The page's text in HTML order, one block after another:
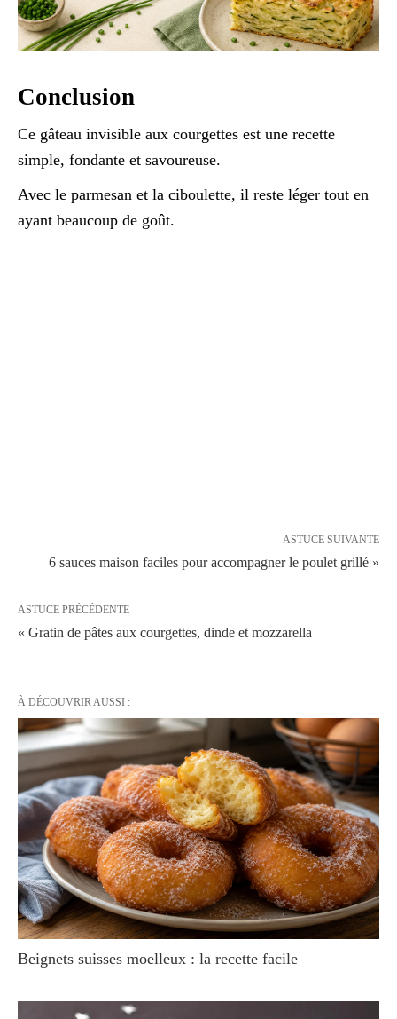
Conclusion
Ce gâteau invisible aux courgettes est une recette
simple, fondante et savoureuse.
Avec le parmesan et la ciboulette, il reste léger tout en
ayant beaucoup de goût.
ASTUCE SUIVANTE
6 sauces maison faciles pour accompagner le poulet grillé »
ASTUCE PRÉCÉDENTE
« Gratin de pâtes aux courgettes, dinde et mozzarella
À DÉCOUVRIR AUSSI :
Beignets suisses moelleux : la recette facile